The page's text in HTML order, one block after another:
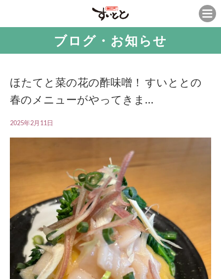
ブログ・お知らせ
ほたてと菜の花の酢味噌！ すいととの
春のメニューがやってきま…
2025年2月11日